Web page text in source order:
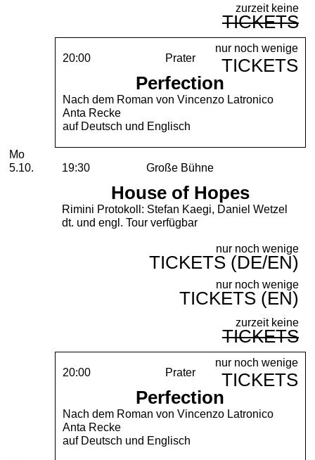
zurzeit keine
TICKETS
20:00 Prater
Perfection
Nach dem Roman von Vincenzo Latronico
Anta Recke
auf Deutsch und Englisch
nur noch wenige
TICKETS
Montag, 05. Oktober 2026
Mo
5.10.
19:30 Große Bühne
House of Hopes
Rimini Protokoll: Stefan Kaegi, Daniel Wetzel
dt. und engl. Tour verfügbar
nur noch wenige
TICKETS (DE/EN)
nur noch wenige
TICKETS (EN)
zurzeit keine
TICKETS
20:00 Prater
Perfection
Nach dem Roman von Vincenzo Latronico
Anta Recke
auf Deutsch und Englisch
nur noch wenige
TICKETS